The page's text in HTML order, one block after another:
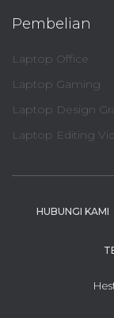
Pembelian
Laptop Office
Laptop Gaming
Laptop Design
Laptop Editing
HUBUNGI KAMI